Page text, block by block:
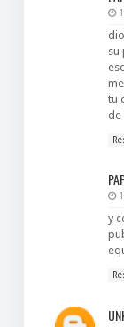
su
tu
de
y